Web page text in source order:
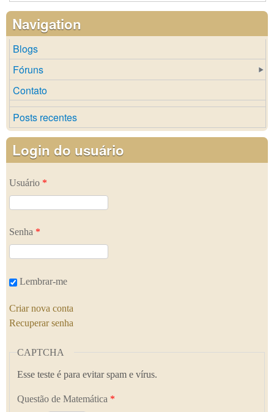
Navigation
Blogs
Fóruns
Contato
Posts recentes
Login do usuário
Usuário *
Senha *
Lembrar-me
Criar nova conta
Recuperar senha
CAPTCHA
Esse teste é para evitar spam e vírus.
Questão de Matemática *